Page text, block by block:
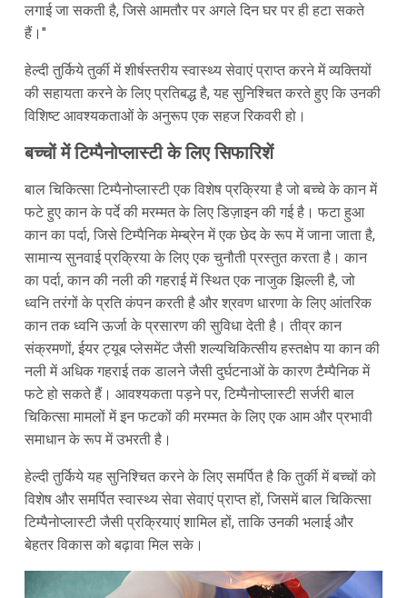
लगाई जा सकती है, जिसे आमतौर पर अगले दिन घर पर ही हटा सकते
हैं।"
हेल्दी तुर्किये तुर्की में शीर्षस्तरीय स्वास्थ्य सेवाएं प्राप्त करने में व्यक्तियों
की सहायता करने के लिए प्रतिबद्ध है, यह सुनिश्चित करते हुए कि उनकी
विशिष्ट आवश्यकताओं के अनुरूप एक सहज रिकवरी हो।
बच्चों में टिम्पैनोप्लास्टी के लिए सिफारिशें
बाल चिकित्सा टिम्पैनोप्लास्टी एक विशेष प्रक्रिया है जो बच्चे के कान में
फटे हुए कान के पर्दे की मरम्मत के लिए डिज़ाइन की गई है। फटा हुआ
कान का पर्दा, जिसे टिम्पैनिक मेम्ब्रेन में एक छेद के रूप में जाना जाता है,
सामान्य सुनवाई प्रक्रिया के लिए एक चुनौती प्रस्तुत करता है। कान
का पर्दा, कान की नली की गहराई में स्थित एक नाजुक झिल्ली है, जो
ध्वनि तरंगों के प्रति कंपन करती है और श्रवण धारणा के लिए आंतरिक
कान तक ध्वनि ऊर्जा के प्रसारण की सुविधा देती है। तीव्र कान
संक्रमणों, ईयर ट्यूब प्लेसमेंट जैसी शल्यचिकित्सीय हस्तक्षेप या कान की
नली में अधिक गहराई तक डालने जैसी दुर्घटनाओं के कारण टैम्पैनिक में
फटे हो सकते हैं। आवश्यकता पड़ने पर, टिम्पैनोप्लास्टी सर्जरी बाल
चिकित्सा मामलों में इन फटकों की मरम्मत के लिए एक आम और प्रभावी
समाधान के रूप में उभरती है।
हेल्दी तुर्किये यह सुनिश्चित करने के लिए समर्पित है कि तुर्की में बच्चों को
विशेष और समर्पित स्वास्थ्य सेवा सेवाएं प्राप्त हों, जिसमें बाल चिकित्सा
टिम्पैनोप्लास्टी जैसी प्रक्रियाएं शामिल हों, ताकि उनकी भलाई और
बेहतर विकास को बढ़ावा मिल सके।